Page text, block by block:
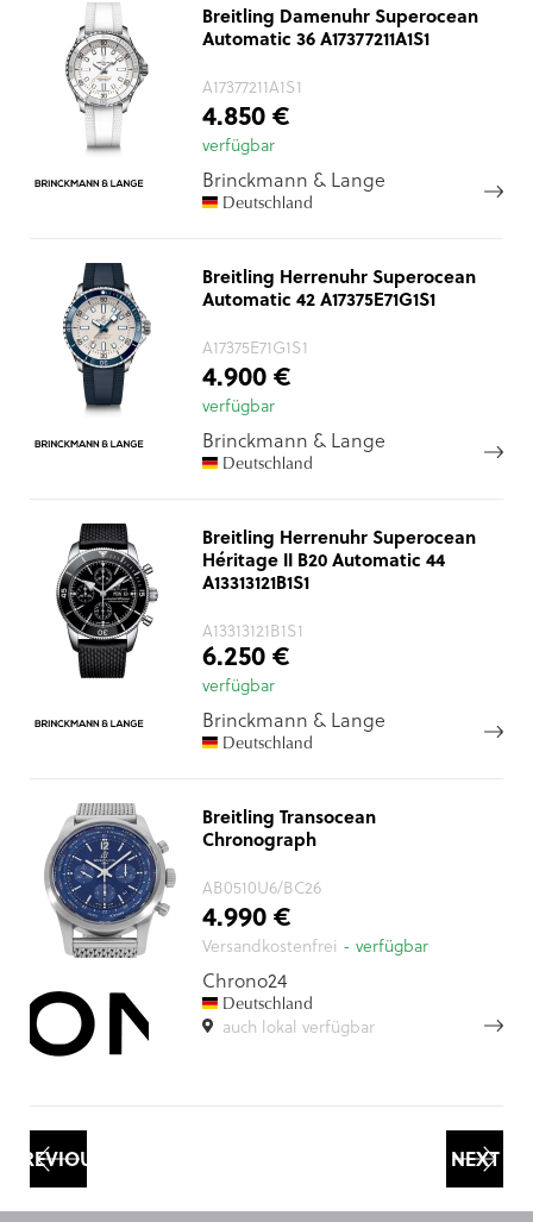
Breitling Damenuhr Superocean
Automatic 36 A17377211A1S1
A17377211A1S1
4.850 €
verfügbar
Brinckmann & Lange
Deutschland
Breitling Herrenuhr Superocean
Automatic 42 A17375E71G1S1
A17375E71G1S1
4.900 €
verfügbar
Brinckmann & Lange
Deutschland
Breitling Herrenuhr Superocean
Héritage II B20 Automatic 44
A13313121B1S1
A13313121B1S1
6.250 €
verfügbar
Brinckmann & Lange
Deutschland
Breitling Transocean
Chronograph
AB0510U6/BC26
4.990 €
Versandkostenfrei - verfügbar
Chrono24
Deutschland
auch lokal verfügbar
PREVIOUS NEXT